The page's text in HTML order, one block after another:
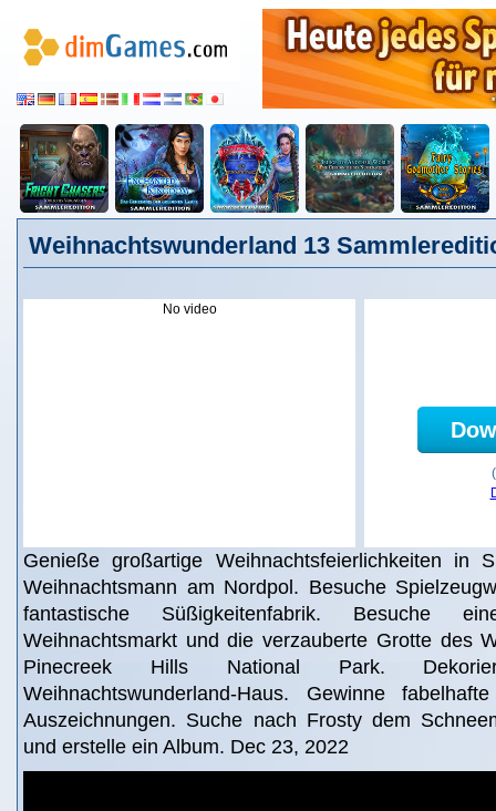
Weihnachtswunderland 13
No video
Genieße großartige Weihnachtsfeierlichkeiten in
Weihnachtsmann am Nordpol. Besuche
fantastische Süßigkeitenfabrik. Besuche
Weihnachtsmarkt und die verzauberte Grotte des
Pinecreek Hills National Park.
Weihnachtswunderland-Haus. Gewinne
Auszeichnungen. Suche nach Frosty dem
und erstelle ein Album. Dec 23, 2022